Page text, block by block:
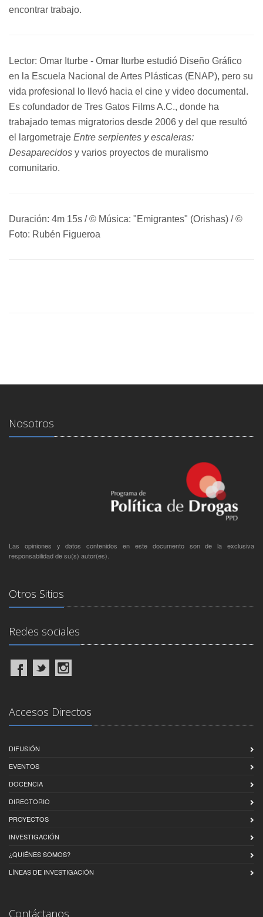
encontrar trabajo.
Lector: Omar Iturbe - Omar Iturbe estudió Diseño Gráfico
en la Escuela Nacional de Artes Plásticas (ENAP), pero su
vida profesional lo llevó hacia el cine y video documental.
Es cofundador de Tres Gatos Films A.C., donde ha
trabajado temas migratorios desde 2006 y del que resultó
el largometraje Entre serpientes y escaleras:
Desaparecidos y varios proyectos de muralismo
comunitario.
Duración: 4m 15s / © Música: "Emigrantes" (Orishas) / ©
Foto: Rubén Figueroa
Nosotros
Las opiniones y datos contenidos en este documento son de la exclusiva
responsabilidad de su(s) autor(es).
Otros Sitios
Redes sociales
Accesos Directos
DIFUSIÓN
EVENTOS
DOCENCIA
DIRECTORIO
PROYECTOS
INVESTIGACIÓN
¿QUIÉNES SOMOS?
LÍNEAS DE INVESTIGACIÓN
Contáctanos